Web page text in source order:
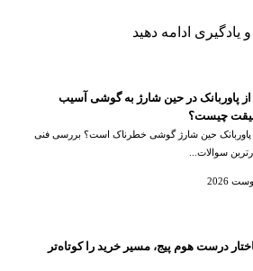
یادگیری ادامه دهید
از پاوربانک در حین شارژ به گوشی آسیب
چیست؟
پاوربانک حین شارژ گوشی خطرناک است؟ بررسی فنی
سوالات...
درست هوم پیج، مسیر خرید را کوتاه‌تر